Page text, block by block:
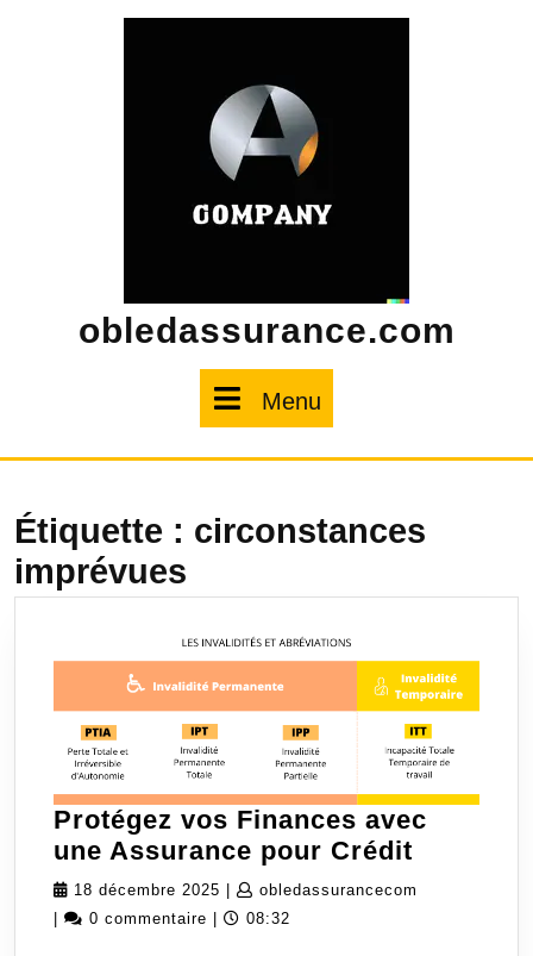
obledassurance.com
Menu
Étiquette : circonstances
imprévues
Protégez vos Finances avec
une Assurance pour Crédit
vos
18 décembre 2025 18
décembre
| obledassurancecom
|
0 commentaire | 08:32